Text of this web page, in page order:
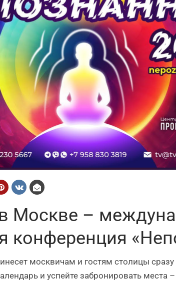
Москве –
конференция
москвичам и гостям столицы
и успейте забронировать места